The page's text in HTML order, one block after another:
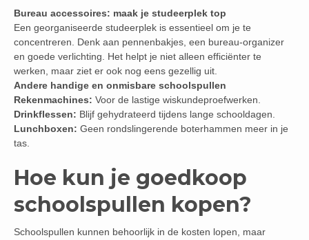
Bureau accessoires: maak je studeerplek top
Een georganiseerde studeerplek is essentieel om je te
concentreren. Denk aan pennenbakjes, een bureau-organizer
en goede verlichting. Het helpt je niet alleen efficiënter te
werken, maar ziet er ook nog eens gezellig uit.
Andere handige en onmisbare schoolspullen
Rekenmachines: Voor de lastige wiskundeproefwerken.
Drinkflessen: Blijf gehydrateerd tijdens lange schooldagen.
Lunchboxen: Geen rondslingerende boterhammen meer in je
tas.
Hoe kun je goedkoop
schoolspullen kopen?
Schoolspullen kunnen behoorlijk in de kosten lopen, maar